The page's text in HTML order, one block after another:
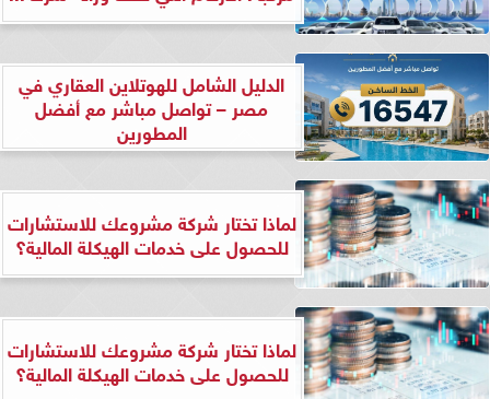
الدليل الشامل للهوتلاين العقاري في
مصر – تواصل مباشر مع أفضل
المطورين
لماذا تختار شركة مشروعك للاستشارات
للحصول على خدمات الهيكلة المالية؟
لماذا تختار شركة مشروعك للاستشارات
للحصول على خدمات الهيكلة المالية؟